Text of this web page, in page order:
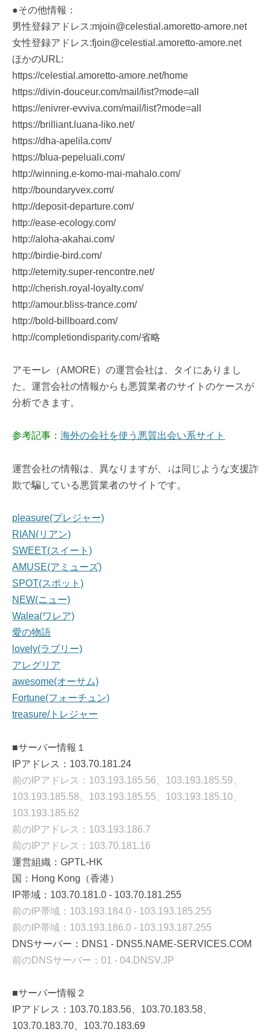
●その他情報：
男性登録アドレス:mjoin@celestial.amoretto-amore.net
女性登録アドレス:fjoin@celestial.amoretto-amore.net
ほかのURL:
https://celestial.amoretto-amore.net/home
https://divin-douceur.com/mail/list?mode=all
https://enivrer-evviva.com/mail/list?mode=all
https://brilliant.luana-liko.net/
https://dha-apelila.com/
https://blua-pepeluali.com/
http://winning.e-komo-mai-mahalo.com/
http://boundaryvex.com/
http://deposit-departure.com/
http://ease-ecology.com/
http://aloha-akahai.com/
http://birdie-bird.com/
http://eternity.super-rencontre.net/
http://cherish.royal-loyalty.com/
http://amour.bliss-trance.com/
http://bold-billboard.com/
http://completiondisparity.com/省略
アモーレ（AMORE）の運営会社は、タイにありまし
た。運営会社の情報からも悪質業者のサイトのケースが
分析できます。
参考記事： 海外の会社を使う悪質出会い系サイト
運営会社の情報は、異なりますが、↓は同じような支援詐
欺で騙している悪質業者のサイトです。
pleasure(プレジャー)
RIAN(リアン)
SWEET(スイート)
AMUSE(アミューズ)
SPOT(スポット)
NEW(ニュー)
Walea(ワレア)
愛の物語
lovely(ラブリー)
アレグリア
awesome(オーサム)
Fortune(フォーチュン)
treasure/トレジャー
■サーバー情報１
IPアドレス：103.70.181.24
前のIPアドレス：103.193.185.56、103.193.185.59、
103.193.185.58、103.193.185.55、103.193.185.10、
103.193.185.62
前のIPアドレス：103.193.186.7
前のIPアドレス：103.70.181.16
運営組織：GPTL-HK
国：Hong Kong（香港）
IP帯域：103.70.181.0 - 103.70.181.255
前のIP帯域：103.193.184.0 - 103.193.185.255
前のIP帯域：103.193.186.0 - 103.193.187.255
DNSサーバー：DNS1 - DNS5.NAME-SERVICES.COM
前のDNSサーバー：01 - 04.DNSV.JP
■サーバー情報２
IPアドレス：103.70.183.56、103.70.183.58、
103.70.183.70、103.70.183.69